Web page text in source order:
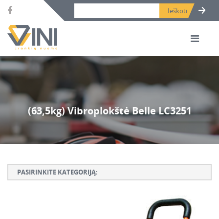
Search bar place.
(63,5kg) Vibroplokštė Belle LC3251
PASIRINKITE KATEGORIJĄ: